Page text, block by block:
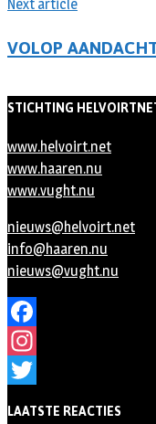
Next article
VOLOP
STICHTING
www.helvoirt.net
www.haaren.nu
www.vught.nu
nieuws@helvoirt.net
info@haaren.nu
nieuws@vught.nu
Facebook
Instagram
LAATSTE REACTIES